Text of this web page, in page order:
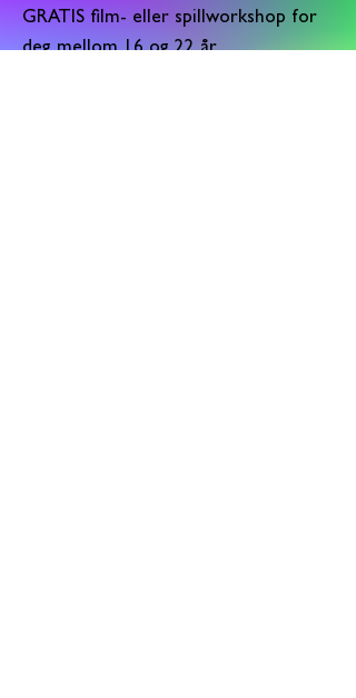
GRATIS film- eller spillworkshop for
deg mellom 16 og 22 år.